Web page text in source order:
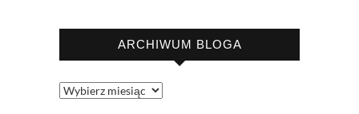
ARCHIWUM BLOGA
Archiwum